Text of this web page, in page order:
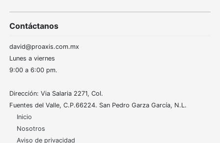
Contáctanos
david@proaxis.com.mx
Lunes a viernes
9:00 a 6:00 pm.
Dirección: Via Salaria 2271, Col.
Fuentes del Valle, C.P.66224. San Pedro Garza García, N.L.
Inicio
Nosotros
Aviso de privacidad